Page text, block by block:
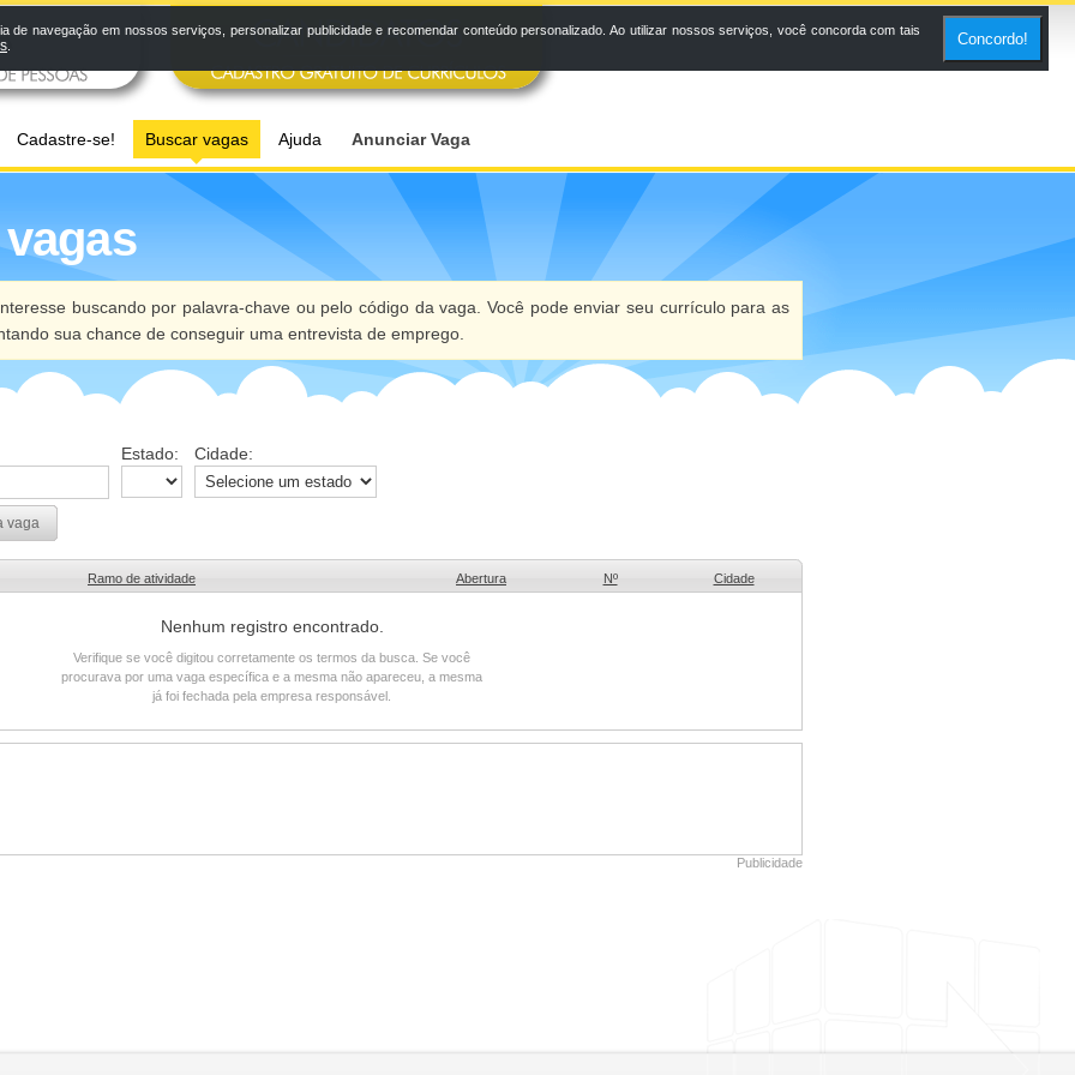
Cadastre-se! Buscar vagas Ajuda Anunciar Vaga
buscando por palavra-chave ou pelo código da vaga. Você pode enviar seu currículo para as
sua chance de conseguir uma entrevista de emprego.
Estado: Cidade:
vaga
Ramo de atividade Abertura Nº Cidade
Nenhum registro encontrado.
Verifique se você digitou corretamente os termos da busca. Se você
procurava por uma vaga específica e a mesma não apareceu, a mesma
já foi fechada pela empresa responsável.
Publicidade
navegação em nossos serviços, personalizar publicidade e recomendar conteúdo personalizado. Ao utilizar nossos serviços, você concorda com tais
Concordo!